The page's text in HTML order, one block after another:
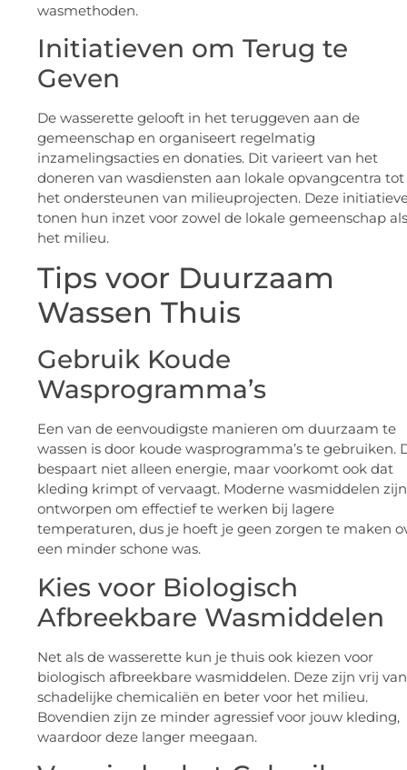
wasmethoden.
Initiatieven om Terug te
Geven
De wasserette gelooft in het teruggeven aan de
gemeenschap en organiseert regelmatig
inzamelingsacties en donaties. Dit varieert van het
doneren van wasdiensten aan lokale opvangcentra tot
het ondersteunen van milieuprojecten. Deze
tonen hun inzet voor zowel de lokale gemeenschap als
het milieu.
Tips voor Duurzaam
Wassen Thuis
Gebruik Koude
Wasprogramma’s
Een van de eenvoudigste manieren om duurzaam te
wassen is door koude wasprogramma’s te gebruiken.
bespaart niet alleen energie, maar voorkomt ook dat
kleding krimpt of vervaagt. Moderne wasmiddelen zijn
ontworpen om effectief te werken bij lagere
temperaturen, dus je hoeft je geen zorgen te maken
een minder schone was.
Kies voor Biologisch
Afbreekbare Wasmiddelen
Net als de wasserette kun je thuis ook kiezen voor
biologisch afbreekbare wasmiddelen. Deze zijn vrij van
schadelijke chemicaliën en beter voor het milieu.
Bovendien zijn ze minder agressief voor jouw kleding,
waardoor deze langer meegaan.